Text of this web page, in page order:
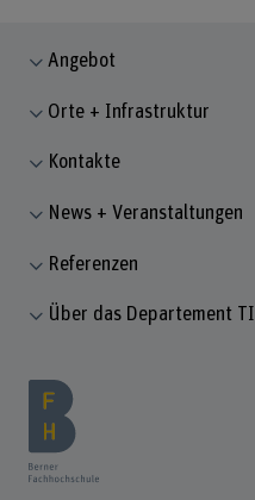
Angebot
Orte + Infrastruktur
Kontakte
News + Veranstaltungen
Referenzen
Über das Departement TI